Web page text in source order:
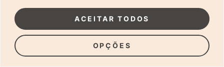
OPÇÕES
ACEITAR TODOS
no ensaio newborn?
Dica de especialista: qual o melhor guia de poses para
fotografia newborn?